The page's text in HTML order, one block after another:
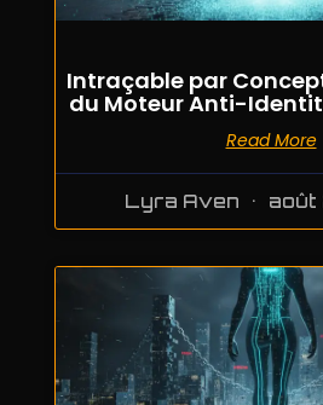
Intraçable par
du Moteur Anti-
Read More
Lyra Aven août